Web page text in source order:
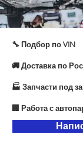
🔧 Подбор по VIN
🚚 Доставка по
🏭 Запчасти под
🏢 Работа с